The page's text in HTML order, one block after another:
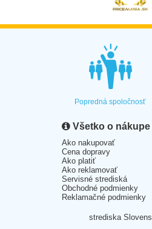
Popredná spoločnosť
Všetko o nákupe
Ako nakupovať
Cena dopravy
Ako platiť
Ako reklamovať
Servisné strediská
Obchodné podmienky
Reklamačné podmienky
strediska